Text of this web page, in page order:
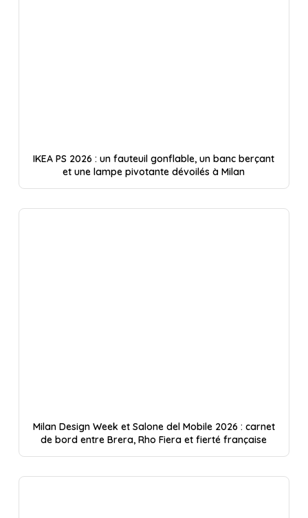
IKEA PS 2026 : un fauteuil gonflable, un banc berçant
et une lampe pivotante dévoilés à Milan
Milan Design Week et Salone del Mobile 2026 : carnet
de bord entre Brera, Rho Fiera et fierté française